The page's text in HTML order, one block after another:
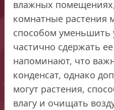
влажных
комнатные растения
способом уменьшить
частично сдержать
напоминают, что
конденсат, однако
могут растения,
влагу и очищать